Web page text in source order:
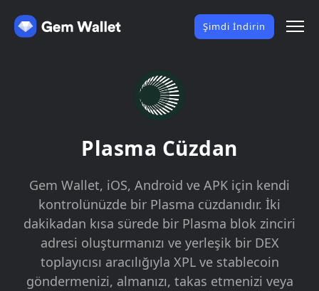
Şimdi İndirin
Plasma Cüzdan
Gem Wallet, iOS, Android ve APK için kendi
kontrolünüzde bir Plasma cüzdanıdır. İki
dakikadan kısa sürede bir Plasma blok zinciri
adresi oluşturmanızı ve yerleşik bir DEX
toplayıcısı aracılığıyla XPL ve stablecoin
göndermenizi, almanızı, takas etmenizi veya